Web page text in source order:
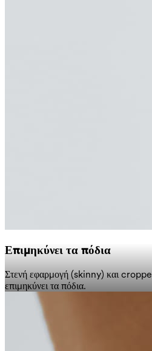
Επιμηκύνει τα πόδια
Στενή εφαρμογή (skinny) και
επιμηκύνει τα πόδια.